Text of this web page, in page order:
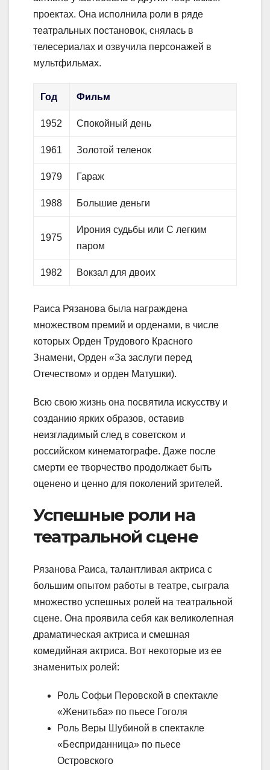
проектах. Она исполнила роли в ряде
театральных постановок, снялась в
телесериалах и озвучила персонажей в
мультфильмах.
Год Фильм
1952 Спокойный день
1961 Золотой теленок
1979 Гараж
1988 Большие деньги
1975
Ирония судьбы или С легким
паром
1982 Вокзал для двоих
Раиса Рязанова была награждена
множеством премий и орденами, в числе
которых Орден Трудового Красного
Знамени, Орден «За заслуги перед
Отечеством» и орден Матушки).
Всю свою жизнь она посвятила искусству и
созданию ярких образов, оставив
неизгладимый след в советском и
российском кинематографе. Даже после
смерти ее творчество продолжает быть
оценено и ценно для поколений зрителей.
Успешные роли на
театральной сцене
Рязанова Раиса, талантливая актриса с
большим опытом работы в театре, сыграла
множество успешных ролей на театральной
сцене. Она проявила себя как великолепная
драматическая актриса и смешная
комедийная актриса. Вот некоторые из ее
знаменитых ролей:
Роль Софьи Перовской в спектакле
«Женитьба» по пьесе Гоголя
Роль Веры Шубиной в спектакле
«Бесприданница» по пьесе
Островского